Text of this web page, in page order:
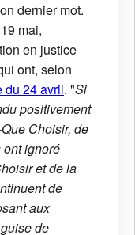
dernier mot.
mai,
en justice
ont, selon
du 24 avril. "Si
positivement
Choisir, de
ont ignoré
et de la
de
aux
de